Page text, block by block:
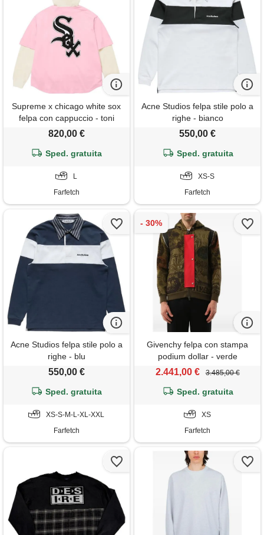
Supreme x chicago white sox
felpa con cappuccio - toni
neutri
820,00 €
Sped. gratuita
L
Farfetch
Acne Studios felpa stile polo a
righe - bianco
550,00 €
Sped. gratuita
XS-S
Farfetch
Acne Studios felpa stile polo a
righe - blu
550,00 €
Sped. gratuita
XS-S-M-L-XL-XXL
Farfetch
Givenchy felpa con stampa
podium dollar - verde
2.441,00 € 3.485,00 €
Sped. gratuita
XS
Farfetch